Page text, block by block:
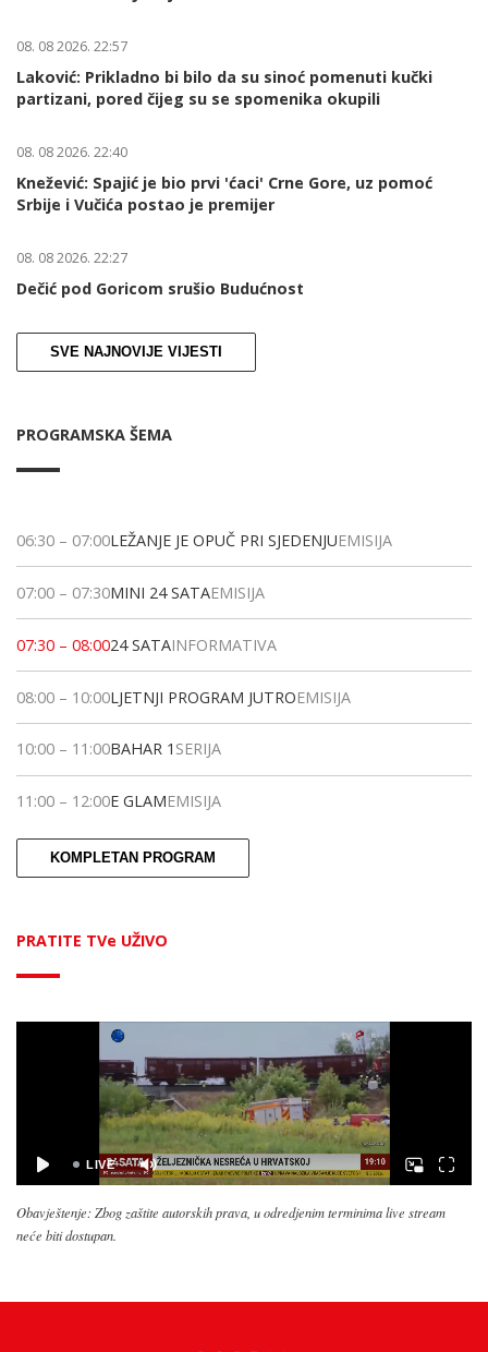
08. 08 2026. 22:57
Laković: Prikladno bi bilo da su sinoć pomenuti kučki
partizani, pored čijeg su se spomenika okupili
08. 08 2026. 22:40
Knežević: Spajić je bio prvi 'ćaci' Crne Gore, uz pomoć
Srbije i Vučića postao je premijer
08. 08 2026. 22:27
Dečić pod Goricom srušio Budućnost
SVE NAJNOVIJE VIJESTI
PROGRAMSKA ŠEMA
06:30 – 07:00LEŽANJE JE OPUČ PRI SJEDENJUEMISIJA
07:00 – 07:30MINI 24 SATAEMISIJA
07:30 – 08:0024 SATAINFORMATIVA
08:00 – 10:00LJETNJI PROGRAM JUTROEMISIJA
10:00 – 11:00BAHAR 1 SERIJA
11:00 – 12:00E GLAMEMISIJA
KOMPLETAN PROGRAM
PRATITE TVe UŽIVO
Obavještenje: Zbog zaštite autorskih prava, u odredjenim terminima live stream
neće biti dostupan.